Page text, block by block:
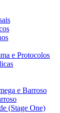
e Protocolos
e Barroso
(Stage One)